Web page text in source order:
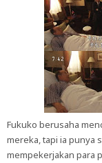
Fukuko berusaha
mereka, tapi ia punya
mempekerjakan para